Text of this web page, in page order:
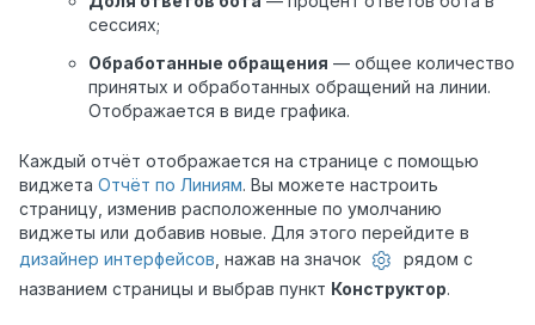
сессиях;
Обработанные обращения — общее количество
принятых и обработанных обращений на линии.
Отображается в виде графика.
Каждый отчёт отображается на странице с помощью
виджета Отчёт по Линиям. Вы можете настроить
страницу, изменив расположенные по умолчанию
виджеты или добавив новые. Для этого перейдите в
дизайнер интерфейсов , нажав на значок
рядом с
названием страницы и выбрав пункт Конструктор.